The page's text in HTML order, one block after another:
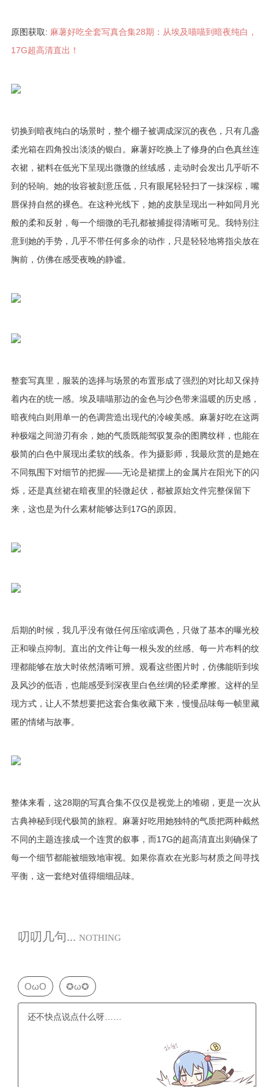
原图获取: 麻薯好吃全套写真合集28期：从埃及喵喵到暗夜纯白，
17G超高清直出！
切换到暗夜纯白的场景时，整个棚子被调成深沉的夜色，只有几盏
柔光箱在四角投出淡淡的银白。麻薯好吃换上了修身的白色真丝连
衣裙，裙料在低光下呈现出微微的丝绒感，走动时会发出几乎听不
到的轻响。她的妆容被刻意压低，只有眼尾轻轻扫了一抹深棕，嘴
唇保持自然的裸色。在这种光线下，她的皮肤呈现出一种如同月光
般的柔和反射，每一个细微的毛孔都被捕捉得清晰可见。我特别注
意到她的手势，几乎不带任何多余的动作，只是轻轻地将指尖放在
胸前，仿佛在感受夜晚的静谧。
整套写真里，服装的选择与场景的布置形成了强烈的对比却又保持
着内在的统一感。埃及喵喵那边的金色与沙色带来温暖的历史感，
暗夜纯白则用单一的色调营造出现代的冷峻美感。麻薯好吃在这两
种极端之间游刃有余，她的气质既能驾驭复杂的图腾纹样，也能在
极简的白色中展现出柔软的线条。作为摄影师，我最欣赏的是她在
不同氛围下对细节的把握——无论是裙摆上的金属片在阳光下的闪
烁，还是真丝裙在暗夜里的轻微起伏，都被原始文件完整保留下
来，这也是为什么素材能够达到17G的原因。
后期的时候，我几乎没有做任何压缩或调色，只做了基本的曝光校
正和噪点抑制。直出的文件让每一根头发的丝感、每一片布料的纹
理都能够在放大时依然清晰可辨。观看这些图片时，仿佛能听到埃
及风沙的低语，也能感受到深夜里白色丝绸的轻柔摩擦。这样的呈
现方式，让人不禁想要把这套合集收藏下来，慢慢品味每一帧里藏
匿的情绪与故事。
整体来看，这28期的写真合集不仅仅是视觉上的堆砌，更是一次从
古典神秘到现代极简的旅程。麻薯好吃用她独特的气质把两种截然
不同的主题连接成一个连贯的叙事，而17G的超高清直出则确保了
每一个细节都能被细致地审视。如果你喜欢在光影与材质之间寻找
平衡，这一套绝对值得细细品味。
叨叨几句... NOTHING
OωO ✪ω✪